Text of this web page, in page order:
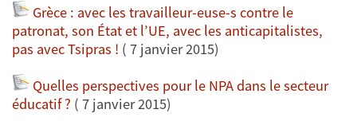
Grèce : avec les travailleur-euse-s contre le
patronat, son État et l’UE, avec les anticapitalistes,
pas avec Tsipras ! ( 7 janvier 2015)
Quelles perspectives pour le NPA dans le secteur
éducatif ? ( 7 janvier 2015)